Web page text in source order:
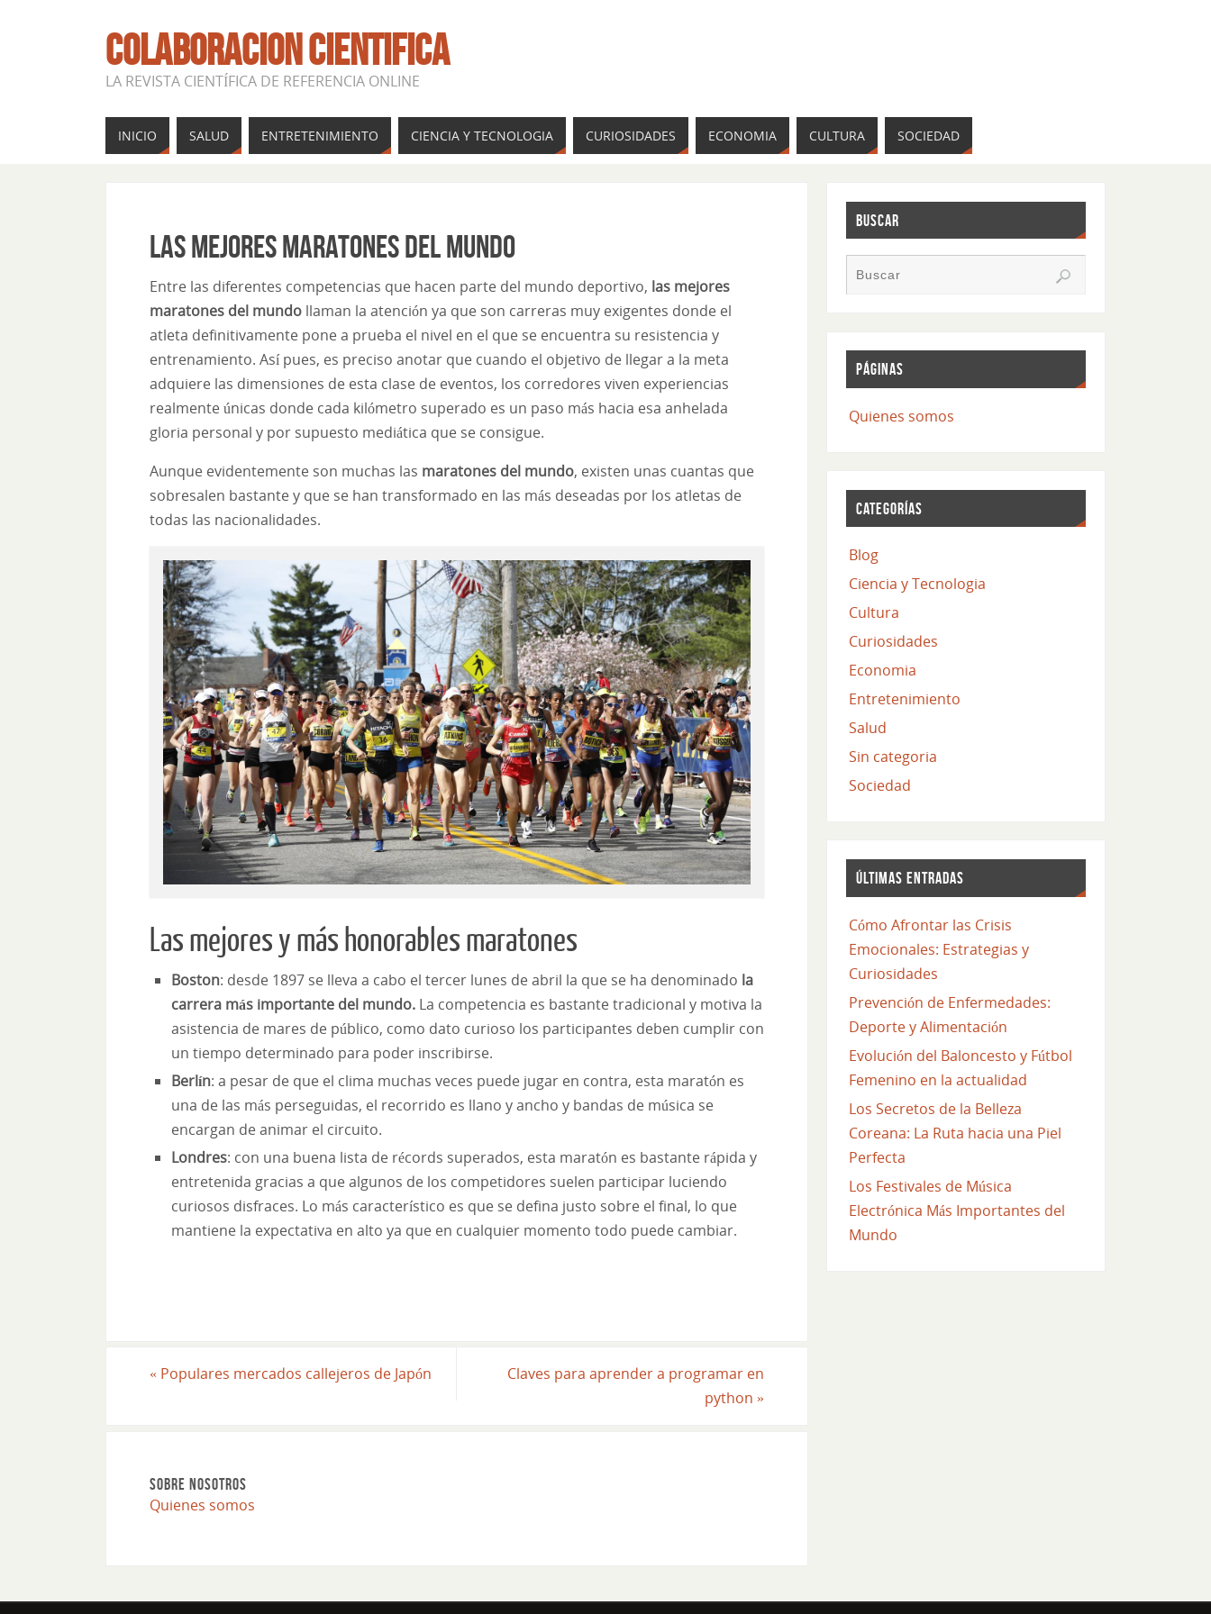
COLABORACION CIENTIFICA
LA REVISTA CIENTÍFICA DE REFERENCIA ONLINE
INICIO SALUD ENTRETENIMIENTO CIENCIA Y TECNOLOGIA CURIOSIDADES ECONOMIA CULTURA SOCIEDAD
Las mejores maratones del mundo
Entre las diferentes competencias que hacen parte del mundo deportivo, las mejores
maratones del mundo llaman la atención ya que son carreras muy exigentes donde el
atleta definitivamente pone a prueba el nivel en el que se encuentra su resistencia y
entrenamiento. Así pues, es preciso anotar que cuando el objetivo de llegar a la meta
adquiere las dimensiones de esta clase de eventos, los corredores viven experiencias
realmente únicas donde cada kilómetro superado es un paso más hacia esa anhelada
gloria personal y por supuesto mediática que se consigue.
Aunque evidentemente son muchas las maratones del mundo, existen unas cuantas que
sobresalen bastante y que se han transformado en las más deseadas por los atletas de
todas las nacionalidades.
Las mejores y más honorables maratones
Boston: desde 1897 se lleva a cabo el tercer lunes de abril la que se ha denominado la
carrera más importante del mundo. La competencia es bastante tradicional y motiva la
asistencia de mares de público, como dato curioso los participantes deben cumplir con
un tiempo determinado para poder inscribirse.
Berlín: a pesar de que el clima muchas veces puede jugar en contra, esta maratón es
una de las más perseguidas, el recorrido es llano y ancho y bandas de música se
encargan de animar el circuito.
Londres: con una buena lista de récords superados, esta maratón es bastante rápida y
entretenida gracias a que algunos de los competidores suelen participar luciendo
curiosos disfraces. Lo más característico es que se defina justo sobre el final, lo que
mantiene la expectativa en alto ya que en cualquier momento todo puede cambiar.
« Populares mercados callejeros de Japón
Claves para aprender a programar en
python »
SOBRE NOSOTROS
Quienes somos
BUSCAR
PÁGINAS
Quienes somos
CATEGORÍAS
Blog
Ciencia y Tecnologia
Cultura
Curiosidades
Economia
Entretenimiento
Salud
Sin categoria
Sociedad
ÚLTIMAS ENTRADAS
Cómo Afrontar las Crisis
Emocionales: Estrategias y
Curiosidades
Prevención de Enfermedades:
Deporte y Alimentación
Evolución del Baloncesto y Fútbol
Femenino en la actualidad
Los Secretos de la Belleza
Coreana: La Ruta hacia una Piel
Perfecta
Los Festivales de Música
Electrónica Más Importantes del
Mundo